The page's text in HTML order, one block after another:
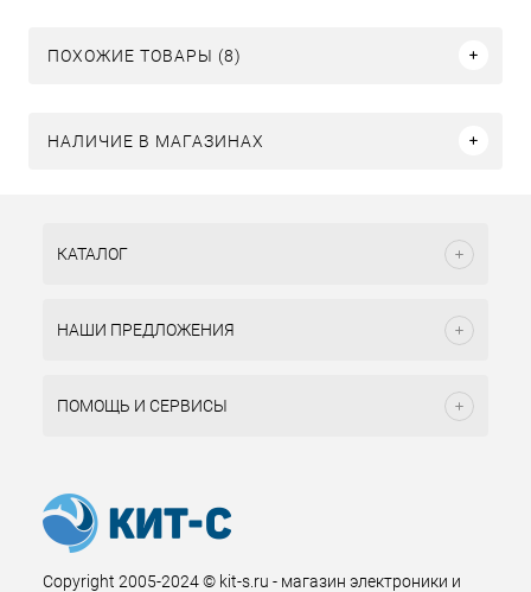
ПОХОЖИЕ ТОВАРЫ (8)
НАЛИЧИЕ В МАГАЗИНАХ
КАТАЛОГ
НАШИ ПРЕДЛОЖЕНИЯ
ПОМОЩЬ И СЕРВИСЫ
Copyright 2005-2024 © kit-s.ru - магазин электроники и